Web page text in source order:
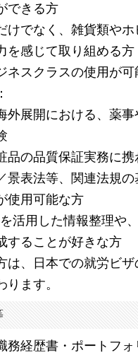
できる方
けでなく、雑貨類や
を感じて取り組める方
ネスクラスの使用が
外展開における、薬
品の品質保証実務に
景表法等、関連法規
使用可能な方
を活用した情報整理や
することが好きな方
は、日本での就労ビ
ります。
務経歴書・ポートフォ